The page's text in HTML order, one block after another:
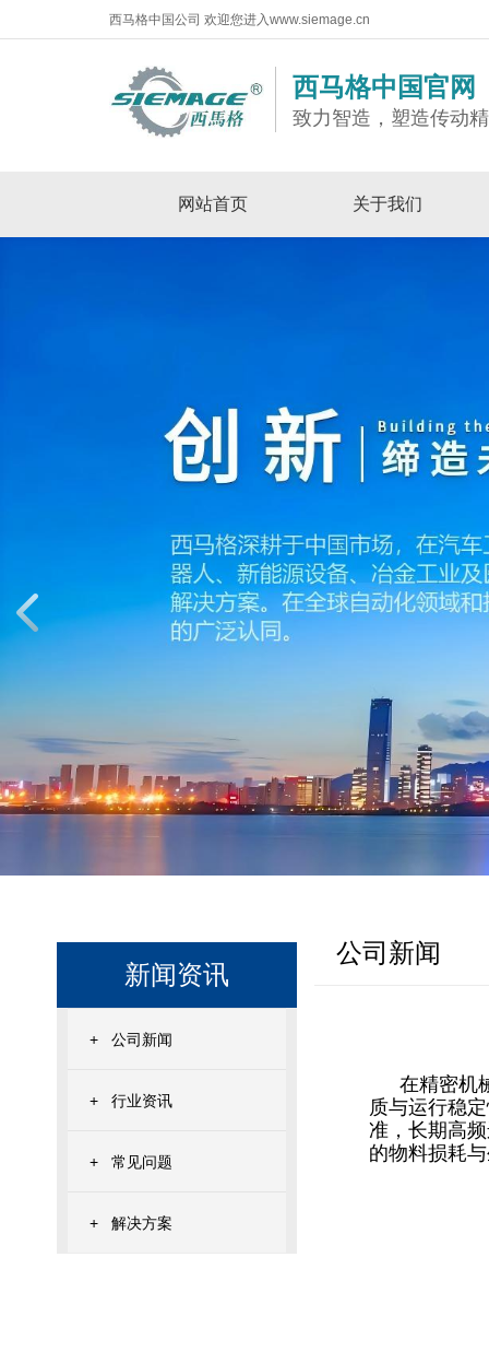
西马格中国公司 欢迎您进入www.siemage.cn
西马格中国官网
致力智造，塑造传动
网站首页 关于我们
新闻资讯
+ 公司新闻
+ 行业资讯
+ 常见问题
+ 解决方案
公司新闻
在精密机
质与运行稳
准，长期高
的物料损耗